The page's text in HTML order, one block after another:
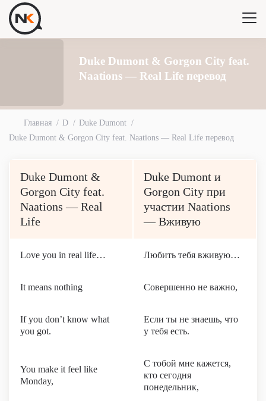
Duke Dumont & Gorgon City feat.
Naations — Real Life перевод
Главная D
Duke Dumont
Duke Dumont & Gorgon City feat. Naations — Real Life перевод
Duke Dumont &
Gorgon City feat.
Naations — Real
Life
Duke Dumont и
Gorgon City при
участии Naations
— Вживую
Love you in real life… Любить тебя вживую…
It means nothing Совершенно не важно,
If you don’t know what
you got.
Если ты не знаешь, что
у тебя есть.
You make it feel like
Monday,
С тобой мне кажется,
кто сегодня
понедельник,